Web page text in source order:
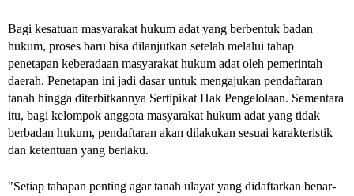
Bagi kesatuan masyarakat hukum adat yang berbentuk badan
hukum, proses baru bisa dilanjutkan setelah melalui tahap
penetapan keberadaan masyarakat hukum adat oleh pemerintah
daerah. Penetapan ini jadi dasar untuk mengajukan pendaftaran
tanah hingga diterbitkannya Sertipikat Hak Pengelolaan. Sementara
itu, bagi kelompok anggota masyarakat hukum adat yang tidak
berbadan hukum, pendaftaran akan dilakukan sesuai karakteristik
dan ketentuan yang berlaku.
"Setiap tahapan penting agar tanah ulayat yang didaftarkan benar-